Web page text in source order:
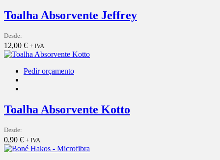
Toalha Absorvente Jeffrey
Desde:
12,00 € + IVA
Pedir orçamento
Toalha Absorvente Kotto
Desde:
0,90 € + IVA